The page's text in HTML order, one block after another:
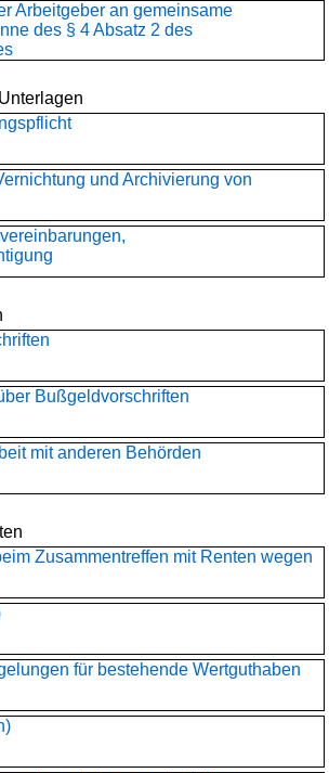
Arbeitgeber an gemeinsame
des § 4 Absatz 2 des
und Archivierung von
Bußgeldvorschriften
mit anderen Behörden
Zusammentreffen mit Renten wegen
für bestehende Wertguthaben